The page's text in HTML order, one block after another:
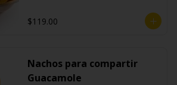
$119.00
Nachos para compartir
Guacamole